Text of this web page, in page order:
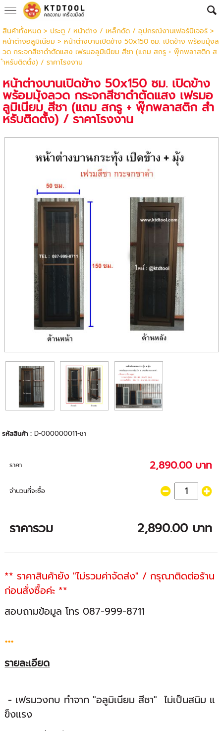
สินค้าทั้งหมด> ประตู / หน้าต่าง / เหล็กดัด / อุปกรณ์งานเฟอร์นิเจอร์>
หน้าต่างอลูมิเนียม > หน้าต่างบานเปิดข้าง 50x150 ซม. เปิดข้าง พร้อมมุ้งล
วด กระจกสีชาดำตัดแสง เฟรมอลูมิเนียม สีชา (แถม สกรู + พุ๊กพลาสติก ส
ำหรับติดตั้ง) / ราคาโรงงาน
หน้าต่างบานเปิดข้าง 50x150 ซม. เปิดข้าง
พร้อมมุ้งลวด กระจกสีชาดำตัดแสง เฟรมอ
ลูมิเนียม สีชา (แถม สกรู + พุ๊กพลาสติก สำ
หรับติดตั้ง) / ราคาโรงงาน
รหัสสินค้า :D-000000011-ชา
ราคา 2,890.00 บาท
จำนวนที่จะซื้อ
ราคารวม 2,890.00 บาท
** ราคาสินค้ายัง "ไม่รวมค่าจัดส่ง" / กรุณาติดต่อร้าน
ก่อนสั่งซื้อค่ะ **
สอบถามข้อมูล โทร 087-999-8711
...
รายละเอียด
- เฟรมวงกบ ทำจาก "อลูมิเนียม สีชา" ไม่เป็นสนิม แ
ข็งแรง